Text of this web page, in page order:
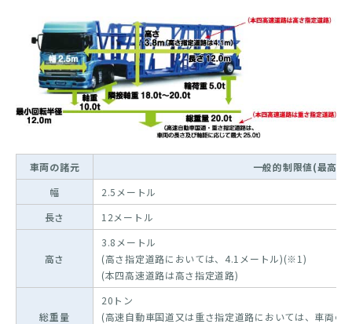
車両の諸元
一般的制限値(最高限
幅
2.5メートル
長さ
12メートル
高さ
3.8メートル
(高さ指定道路においては、4.1メートル)(※1)
(本四高速道路は高さ指定道路)
総重量
20トン
(高速自動車国道又は重さ指定道路においては、車両